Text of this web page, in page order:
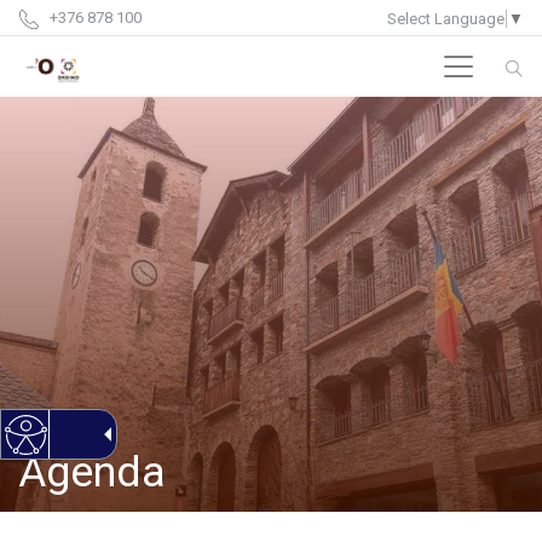
+376 878 100 Select Language ▼
Agenda